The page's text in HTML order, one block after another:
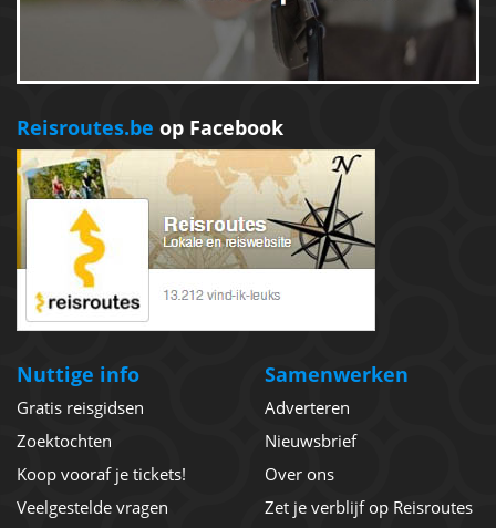
Reisroutes.be op Facebook
Nuttige info
Gratis reisgidsen
Zoektochten
Koop vooraf je tickets!
Veelgestelde vragen
Samenwerken
Adverteren
Nieuwsbrief
Over ons
Zet je verblijf op Reisroutes